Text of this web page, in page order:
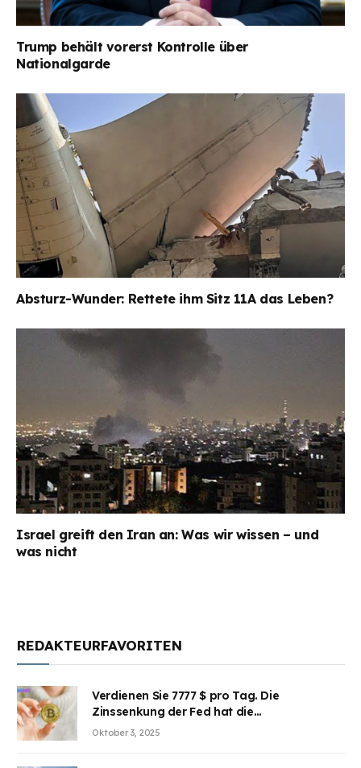
Trump behält vorerst Kontrolle über
Nationalgarde
Absturz-Wunder: Rettete ihm Sitz 11A das Leben?
Israel greift den Iran an: Was wir wissen – und
was nicht
REDAKTEURFAVORITEN
Verdienen Sie 7777 $ pro Tag. Die
Zinssenkung der Fed hat die
Aufmerksamkeit des Marktes erregt.
Oktober 3, 2025